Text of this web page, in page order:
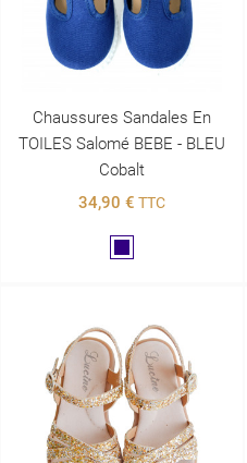
Chaussures Sandales En
TOILES Salomé BEBE - BLEU
Cobalt
34,90 € TTC